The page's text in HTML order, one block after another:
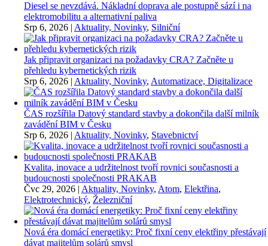
Diesel se nevzdává. Nákladní doprava ale postupně sází i na
elektromobilitu a alternativní paliva
Srp 6, 2026 | Aktuality, Novinky, Silniční
Jak připravit organizaci na požadavky CRA? Začněte u
přehledu kybernetických rizik
Srp 6, 2026 | Aktuality, Novinky, Automatizace, Digitalizace
ČAS rozšířila Datový standard stavby a dokončila další milník
zavádění BIM v Česku
Srp 6, 2026 | Aktuality, Novinky, Stavebnictví
Kvalita, inovace a udržitelnost tvoří rovnici současnosti a
budoucnosti společnosti PRAKAB
Čvc 29, 2026 | Aktuality, Novinky, Atom, Elektřina,
Elektrotechnický, Železniční
Nová éra domácí energetiky: Proč fixní ceny elektřiny přestávají
dávat majitelům solárů smysl